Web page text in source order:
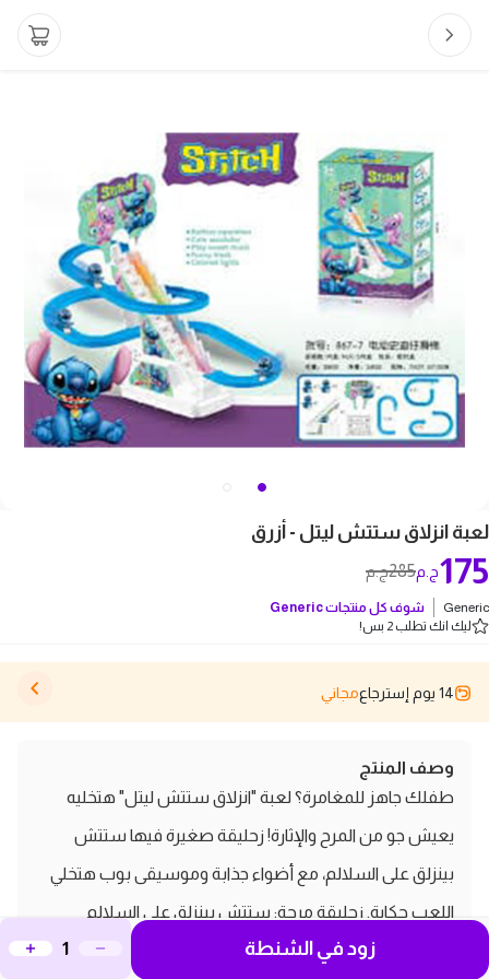
لعبة انزلاق ستتش ليتل - أزرق
285ج.م 175ج.م
Generic شوف كل منتجاتGeneric
ليك انك تطلب 2 بس!
14 يوم إسترجاع مجاني
وصف المنتج
طفلك جاهز للمغامرة؟ لعبة "انزلاق ستتش ليتل" هتخليه
يعيش جو من المرح والإثارة! زحليقة صغيرة فيها ستتش
بينزلق على السلالم، مع أضواء جذابة وموسيقى بوب هتخلي
اللعب حكاية. زحليقة مرحة: ستتش بينزلق على السلالم
بسرعة ومتعة. أضواء جذابة: أضواء ملونة هتزود من حماس
زود في الشنطة